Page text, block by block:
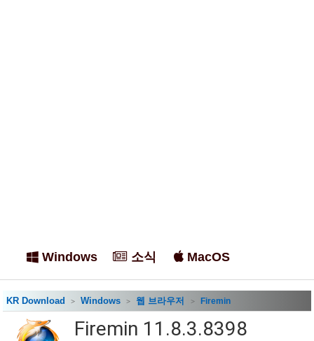
Windows 소식 MacOS
KR Download Windows 웹 브라우저 Firemin
Firemin 11.8.3.8398